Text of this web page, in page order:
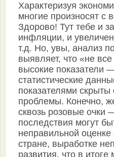
Характеризуя
многие произносят
Здорово! Тут тебе и
инфляции, и
т.д. Но, увы, анализ
выявляет, что «не
высокие показатели
статистические
показателями скрыты
проблемы. Конечно,
сквозь розовые очки
последствия могут
неправильной оценке
стране, выработке
развития, что в